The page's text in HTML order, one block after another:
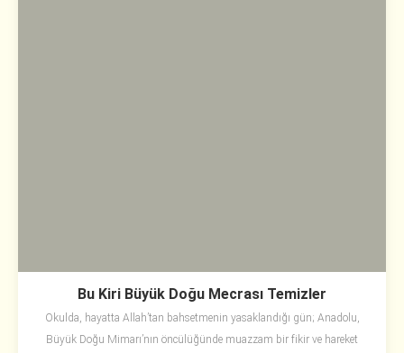
Bu Kiri Büyük Doğu Mecrası Temizler
Okulda, hayatta Allah’tan bahsetmenin yasaklandığı gün; Anadolu,
Büyük Doğu Mimarı’nın öncülüğünde muazzam bir fikir ve hareket